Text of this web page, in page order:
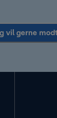
vil gerne